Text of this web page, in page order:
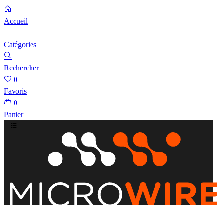
Accueil
Catégories
Rechercher
0
Favoris
0
Panier